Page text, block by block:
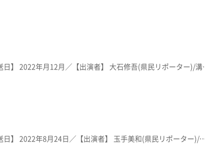
【放送局】 KFB福島放送／【放送日】 2022年
【放送局】 KFB福島放送／【放送日】 2022年8月24日／【出演者】 玉手美和(県民リポーター)/馬田万葉(KFBアナウンサー)／ 紹介メニュー：「冬虫